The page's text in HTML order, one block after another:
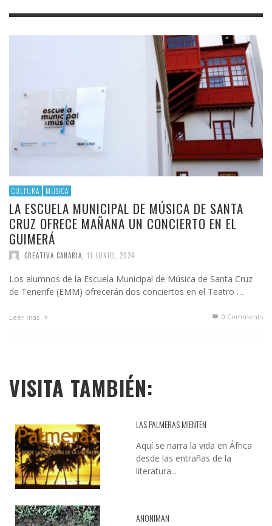
CULTURA MÚSICA
LA ESCUELA MUNICIPAL DE MÚSICA DE SANTA
CRUZ OFRECE MAÑANA UN CONCIERTO EN EL
GUIMERÁ
CREATIVA CANARIA 11 JUNIO, 2024
Los alumnos de la Escuela Municipal de Música de Santa Cruz
de Tenerife (EMM) ofrecerán dos conciertos en el Teatro …
Leer más 0 Comments
VISITA TAMBIÉN:
LAS PALMERAS MIENTEN
Aquí se narra la vida en África
desde las entrañas de la
literatura...
ANONIMAN